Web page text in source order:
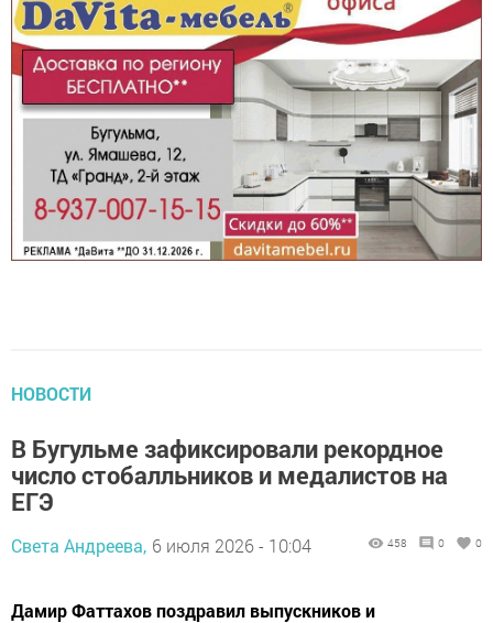
НОВОСТИ
В Бугульме зафиксировали рекордное
число стобалльников и медалистов на
ЕГЭ
Света Андреева, 6 июля 2026 - 10:04 458 0 0
Дамир Фаттахов поздравил выпускников и